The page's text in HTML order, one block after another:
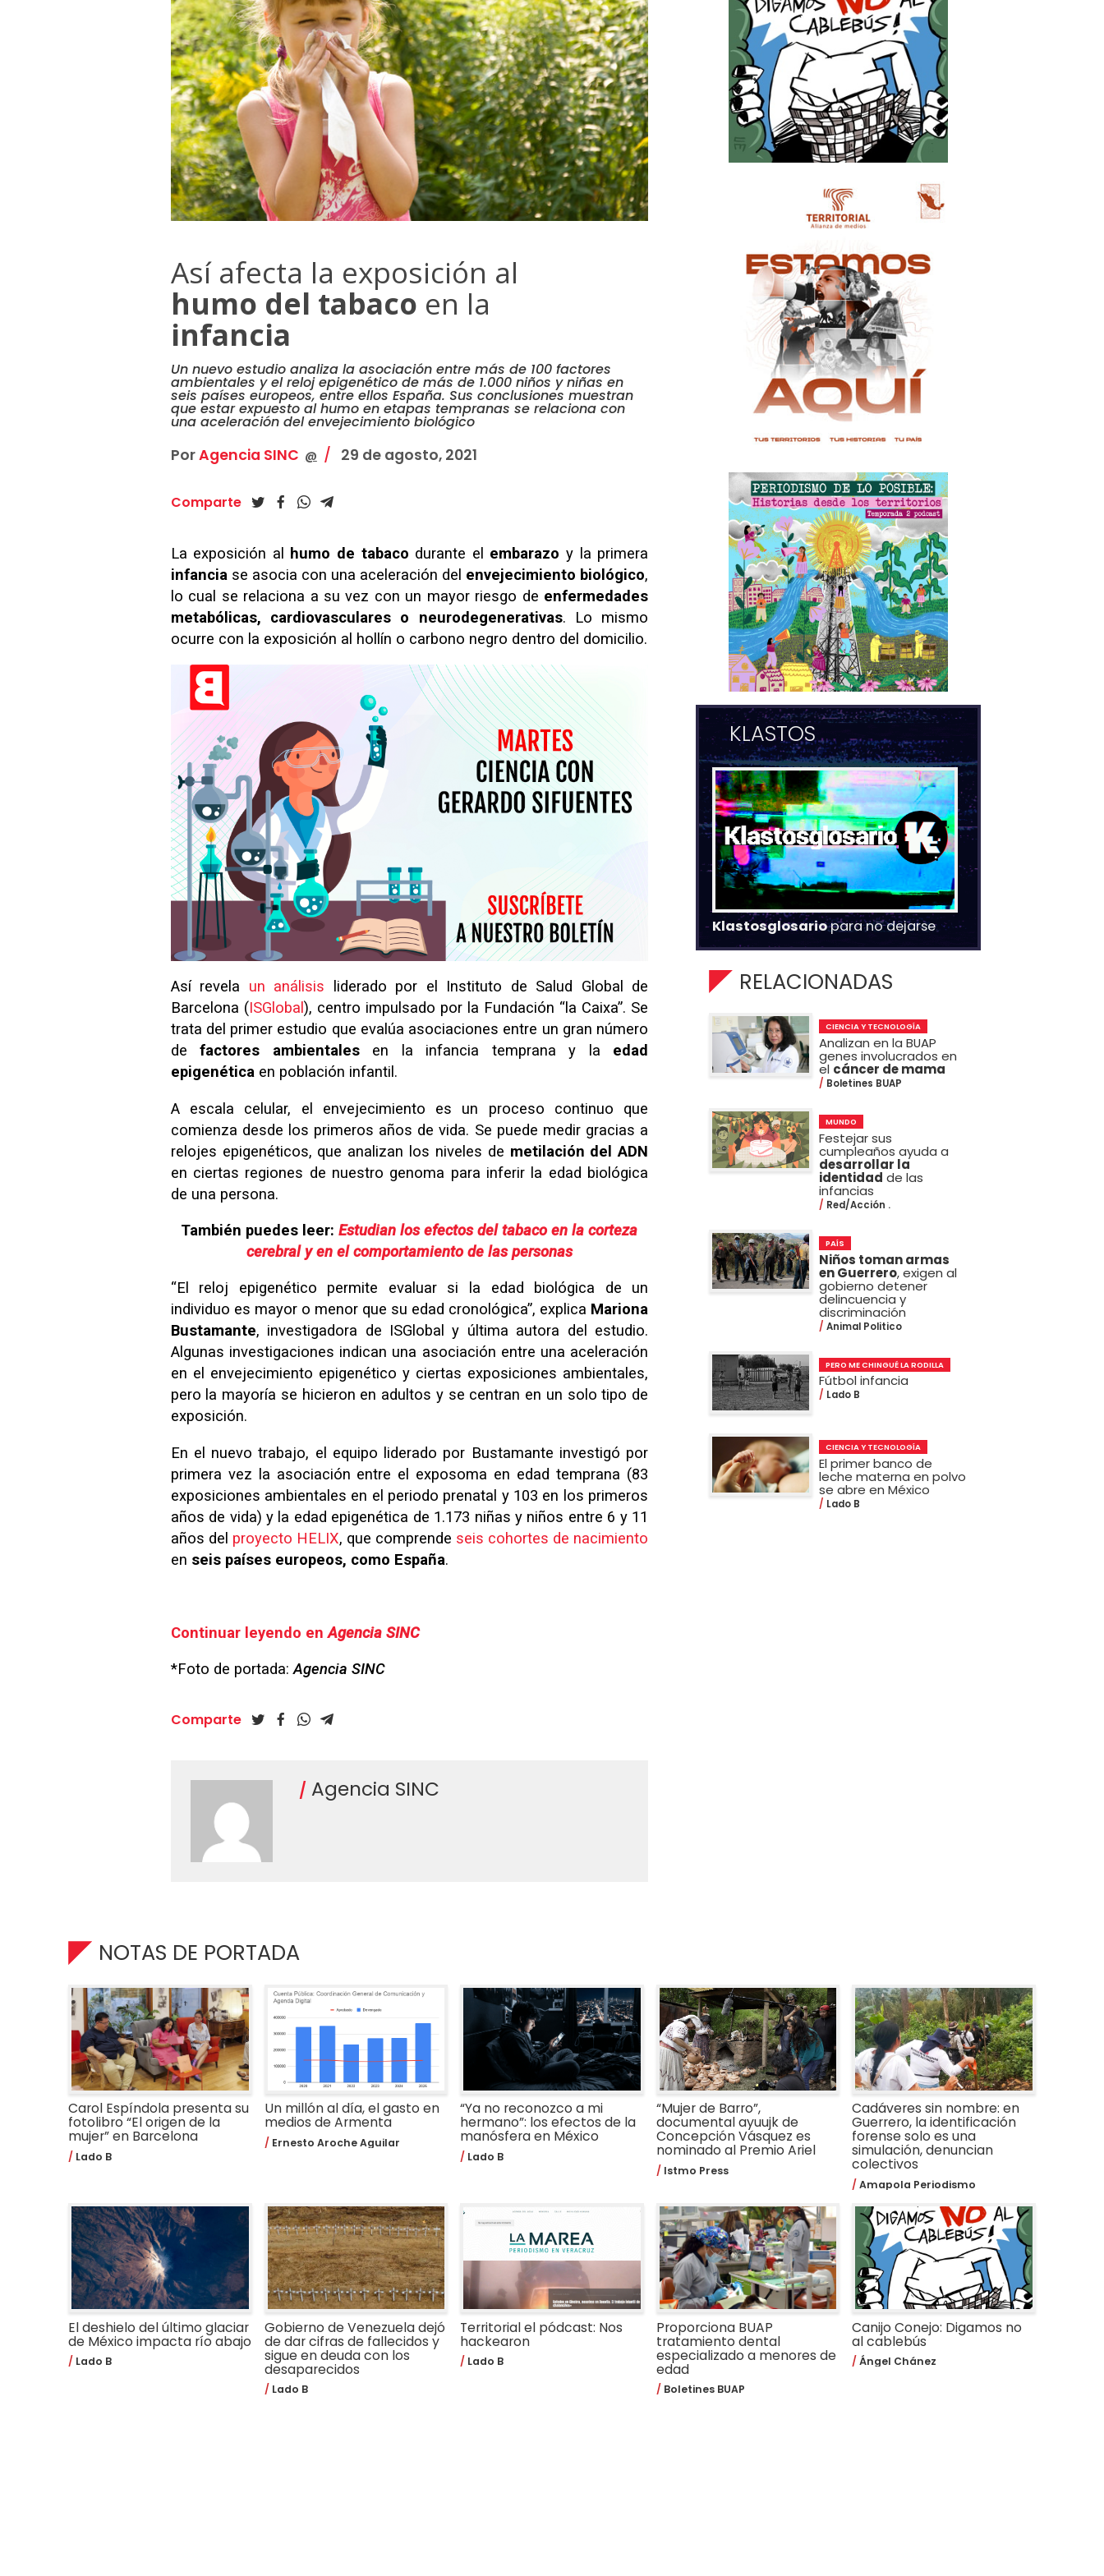
Así afecta la exposición al
humo del tabaco en la
infancia
Un nuevo estudio analiza la asociación entre más de 100 factores
ambientales y el reloj epigenético de más de 1.000 niños y niñas en
seis países europeos, entre ellos España. Sus conclusiones muestran
que estar expuesto al humo en etapas tempranas se relaciona con
una aceleración del envejecimiento biológico
PorAgencia SINC @ 29 de agosto, 2021
Comparte
La exposición al humo de tabaco durante el embarazo y la primera
infancia se asocia con una aceleración del envejecimiento biológico,
lo cual se relaciona a su vez con un mayor riesgo de enfermedades
metabólicas, cardiovasculares o neurodegenerativas. Lo mismo
ocurre con la exposición al hollín o carbono negro dentro del domicilio.
Así revela un análisis liderado por el Instituto de Salud Global de
Barcelona (ISGlobal ), centro impulsado por la Fundación “la Caixa”. Se
trata del primer estudio que evalúa asociaciones entre un gran número
defactores ambientalesen la infancia temprana y la edad
epigenéticaen población infantil.
A escala celular, el envejecimiento es un proceso continuo que
comienza desde los primeros años de vida. Se puede medir gracias a
relojes epigenéticos, que analizan los niveles de metilación del ADN
en ciertas regiones de nuestro genoma para inferir la edad biológica
de una persona.
También puedes leer:Estudian los efectos del tabaco en la corteza
cerebral y en el comportamiento de las personas
“El reloj epigenético permite evaluar si la edad biológica de un
individuo es mayor o menor que su edad cronológica”, explica Mariona
Bustamante, investigadora de ISGlobal y última autora del estudio.
Algunas investigaciones indican una asociación entre una aceleración
en el envejecimiento epigenético y ciertas exposiciones ambientales,
pero la mayoría se hicieron en adultos y se centran en un solo tipo de
exposición.
En el nuevo trabajo, el equipo liderado por Bustamante investigó por
primera vez la asociación entre el exposoma en edad temprana (83
exposiciones ambientales en el periodo prenatal y 103 en los primeros
años de vida) y la edad epigenética de 1.173 niñas y niños entre 6 y 11
años del proyecto HELIX, que comprende seis cohortes de nacimiento
en seis países europeos, como España.
Continuar leyendo enAgencia SINC
*Foto de portada: Agencia SINC
Comparte
Agencia SINC
KLASTOS
Klastosglosariopara no dejarse
RELACIONADAS
CIENCIA Y TECNOLOGÍA
Analizan en la BUAP
genes involucrados en
el cáncer de mama
Boletines BUAP
MUNDO
Festejar sus
cumpleaños ayuda a
desarrollar la
identidad de las
infancias
Red/Acción .
PAÍS
Niños toman armas
en Guerrero, exigen al
gobierno detener
delincuencia y
discriminación
Animal Politico
PERO ME CHINGUÉ LA RODILLA
Fútbol infancia
Lado B
CIENCIA Y TECNOLOGÍA
El primer banco de
leche materna en polvo
se abre en México
Lado B
NOTAS DE PORTADA
Carol Espíndola presenta su
fotolibro “El origen de la
mujer” en Barcelona
Lado B
Un millón al día, el gasto en
medios de Armenta
Ernesto Aroche Aguilar
“Ya no reconozco a mi
hermano”: los efectos de la
manósfera en México
Lado B
“Mujer de Barro”,
documental ayuujk de
Concepción Vásquez es
nominado al Premio Ariel
Istmo Press
Cadáveres sin nombre: en
Guerrero, la identificación
forense solo es una
simulación, denuncian
colectivos
Amapola Periodismo
El deshielo del último glaciar
de México impacta río abajo
Lado B
Gobierno de Venezuela dejó
de dar cifras de fallecidos y
sigue en deuda con los
desaparecidos
Lado B
Territorial el pódcast: Nos
hackearon
Lado B
Proporciona BUAP
tratamiento dental
especializado a menores de
edad
Boletines BUAP
Canijo Conejo: Digamos no
al cablebús
Ángel Chánez